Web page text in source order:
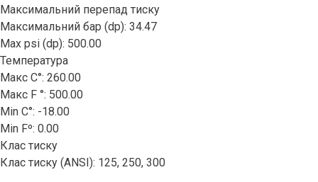
Three-
Максимальний перепад тиску
Максимальний бар (dp): 34.47
Max psi (dp): 500.00
Температура
Макс C°: 260.00
Макс F °: 500.00
Min C°: -18.00
Min Fº: 0.00
Клас тиску
Клас тиску (ANSI): 125, 250, 300